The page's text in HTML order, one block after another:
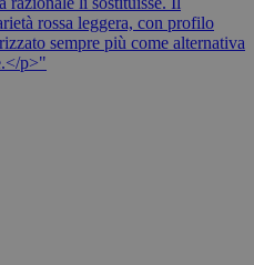
rossa leggera, con profilo
sempre più come alternativa
p>"